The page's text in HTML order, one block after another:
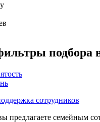
подбора
сотрудников
предлагаете семейным